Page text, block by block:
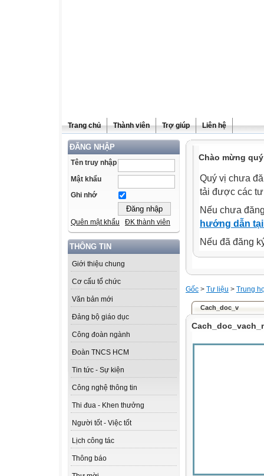
Trang chủ Thành viên Trợ giúp Liên hệ
ĐĂNG NHẬP
Tên truy nhập
Mật khẩu
Ghi nhớ
Quên mật khẩu ĐK thành viên
THÔNG TIN
Giới thiệu chung
Cơ cấu tổ chức
Văn bản mới
Đảng bộ giáo dục
Công đoàn ngành
Đoàn TNCS HCM
Tin tức - Sự kiện
Công nghệ thông tin
Thi đua - Khen thưởng
Người tốt - Việc tốt
Lịch công tác
Thông báo
Chào mừng
Quý vị chưa
tải được các
Nếu chưa
hướng dẫn
Nếu đã đăng
Gốc > Tư liệu > Trung
Cach_doc_v